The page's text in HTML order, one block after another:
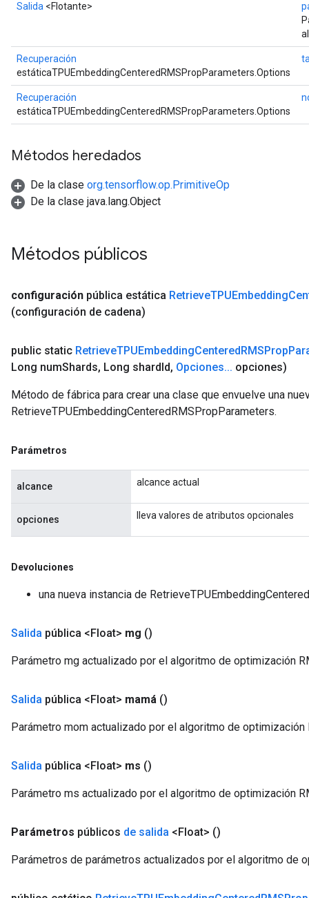
Salida <Flotante>
Recuperación
estáticaTPUEmbeddingCenteredRMSPropParameters.Options
Recuperación
estáticaTPUEmbeddingCenteredRMSPropParameters.Options
Métodos heredados
De la clase org.tensorflow.op.PrimitiveOp
De la clase java.lang.Object
Métodos públicos
configuración pública estática RetrieveTPUEmbedding
(configuración de cadena)
public static RetrieveTPUEmbeddingCenteredRMSProp
Long numShards, Long shardId, Opciones... opciones)
Método de fábrica para crear una clase que envuelve una
RetrieveTPUEmbeddingCenteredRMSPropParameters.
Parámetros
alcance alcance actual
opciones lleva valores de atributos opcionales
Devoluciones
una nueva instancia de
Salida pública <Float> mg ()
Parámetro mg actualizado por el algoritmo de optimización
Salida pública <Float> mamá ()
Parámetro mom actualizado por el algoritmo de optimización
Salida pública <Float> ms ()
Parámetro ms actualizado por el algoritmo de optimización
Parámetros públicos de salida <Float> ()
Parámetros de parámetros actualizados por el algoritmo de